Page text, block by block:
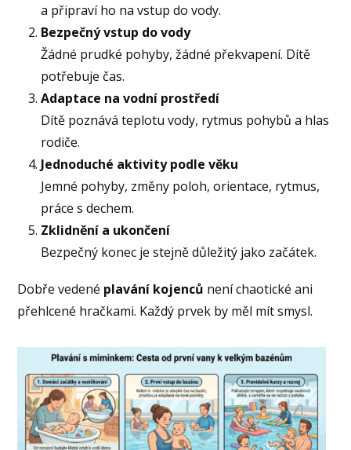
a připraví ho na vstup do vody.
Bezpečný vstup do vody
Žádné prudké pohyby, žádné překvapení. Dítě
potřebuje čas.
Adaptace na vodní prostředí
Dítě poznává teplotu vody, rytmus pohybů a hlas
rodiče.
Jednoduché aktivity podle věku
Jemné pohyby, změny poloh, orientace, rytmus,
práce s dechem.
Zklidnění a ukončení
Bezpečný konec je stejně důležitý jako začátek.
Dobře vedené plavání kojenců není chaotické ani
přehlcené hračkami. Každý prvek by měl mít smysl.